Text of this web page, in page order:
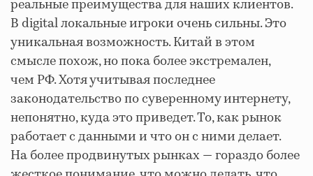
реальные преимущества для наших клиентов.
В digital локальные игроки очень сильны. Это
уникальная возможность. Китай в этом
смысле похож, но пока более экстремален,
чем РФ. Хотя учитывая последнее
законодательство по суверенному интернету,
непонятно, куда это приведет. То, как рынок
работает с данными и что он с ними делает.
На более продвинутых рынках — гораздо более